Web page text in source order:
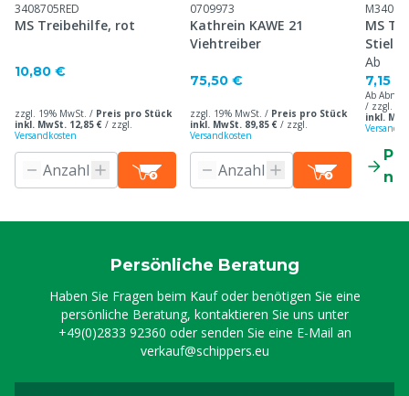
3408705RED
MS Treibehilfe, rot
10,80 €
zzgl. 19% MwSt. / Preis pro Stück
inkl. MwSt. 12,85 € / zzgl.
Versandkosten
0709973
Kathrein KAWE 21
Viehtreiber
75,50 €
zzgl. 19% MwSt. / Preis pro Stück
inkl. MwSt. 89,85 € / zzgl.
Versandkosten
MS
Stiel
Ab
7,15 €
Ab
/ zzgl.
inkl.
Persönliche Beratung
Haben Sie Fragen beim Kauf oder benötigen Sie eine
persönliche Beratung, kontaktieren Sie uns unter
+49(0)2833 92360 oder senden Sie eine E-Mail an
verkauf@schippers.eu